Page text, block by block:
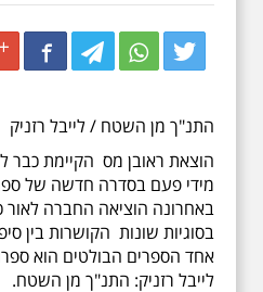
Twitter
Twitter
Twitter
התנ"ך מן השטח / לייבל רזניק
מידי פעם בסדרה חדשה של
באחרונה הוציאה החברה לאור
בסוגיות שונות הקושרות בין
אחד הספרים הבולטים הוא
לייבל רזניק: התנ"ך מן השטח.